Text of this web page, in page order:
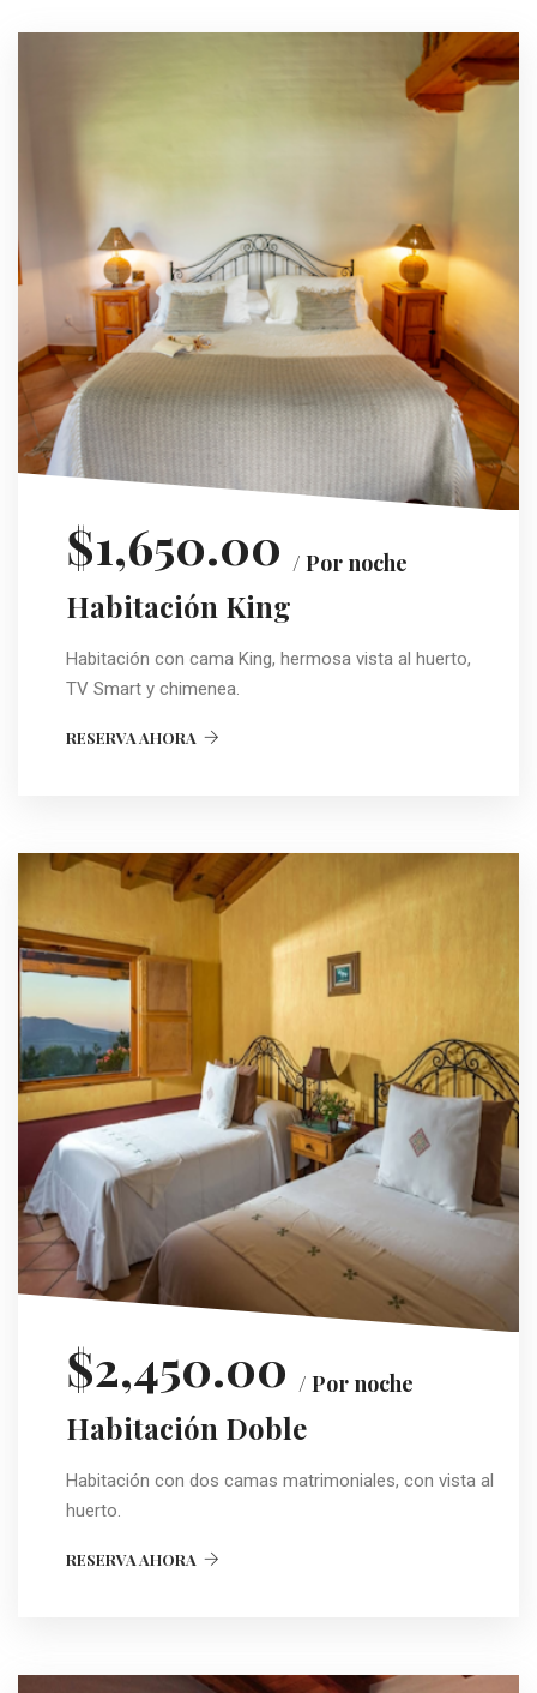
$1,650.00 / Por noche
Habitación King
Habitación con cama King, hermosa vista al huerto,
TV Smart y chimenea.
RESERVA AHORA
$2,450.00 / Por noche
Habitación Doble
Habitación con dos camas matrimoniales, con vista al
huerto.
RESERVA AHORA